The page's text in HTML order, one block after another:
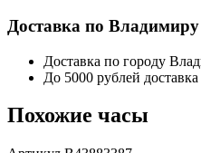
Доставка по Владимиру
Доставка по городу
До 5000 рублей
Похожие часы